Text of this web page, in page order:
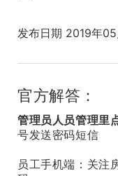
发布日期 2019年
官方解答：
管理员人员管理里
号发送密码短信
员工手机端：关注